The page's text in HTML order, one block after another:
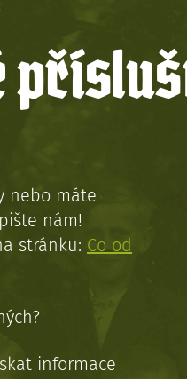
nebo máte
nám!
stránku: Co od
informace